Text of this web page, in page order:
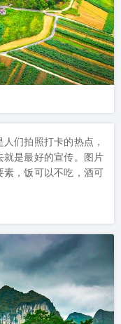
们拍照打卡的热点，
就是最好的宣传。图片
素，饭可以不吃，酒可